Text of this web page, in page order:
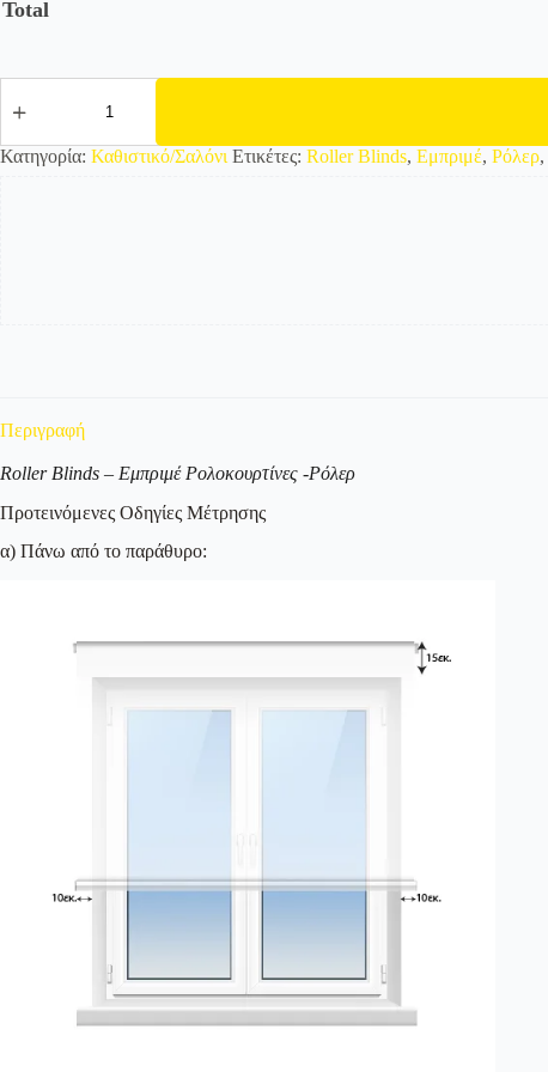
Total
801
Ρολοκουρτίνα
-
Κατηγορία: Καθιστικό/Σαλόνι Ετικέτες: Roller Blinds, Εμπριμέ, Ρόλερ,
Περιγραφή
Roller Blinds – Εμπριμέ Ρολοκουρτίνες -Ρόλερ
Προτεινόμενες Οδηγίες Μέτρησης
α) Πάνω από το παράθυρο: